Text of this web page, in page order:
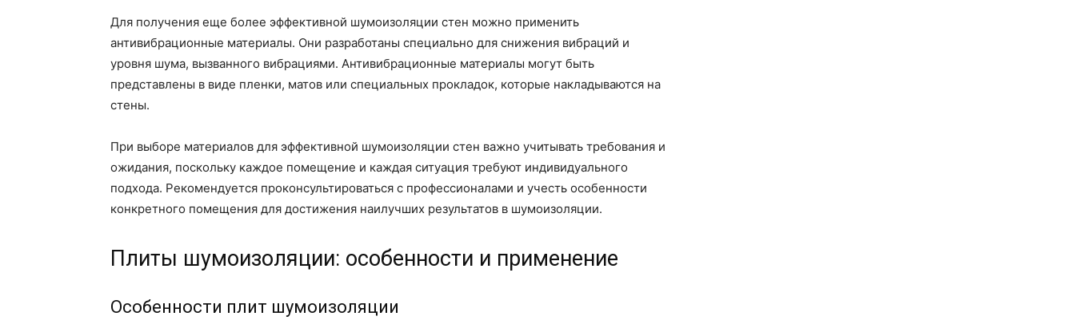
Для получения еще более эффективной шумоизоляции стен можно применить
антивибрационные материалы. Они разработаны специально для снижения вибраций и
уровня шума, вызванного вибрациями. Антивибрационные материалы могут быть
представлены в виде пленки, матов или специальных прокладок, которые накладываются на
стены.
При выборе материалов для эффективной шумоизоляции стен важно учитывать требования и
ожидания, поскольку каждое помещение и каждая ситуация требуют индивидуального
подхода. Рекомендуется проконсультироваться с профессионалами и учесть особенности
конкретного помещения для достижения наилучших результатов в шумоизоляции.
Плиты шумоизоляции: особенности и применение
Особенности плит шумоизоляции